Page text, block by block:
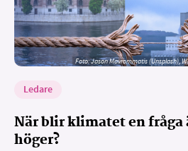
Foto: Jason Mavrommatis (Unsplash),
Ledare
När blir klimatet en fråga
höger?